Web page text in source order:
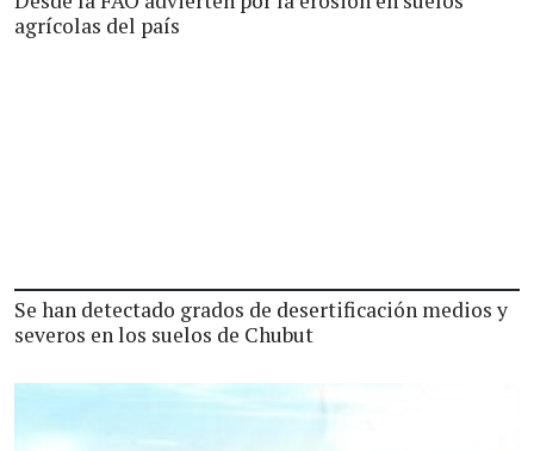
agrícolas del país
Se han detectado grados de desertificación medios y
severos en los suelos de Chubut